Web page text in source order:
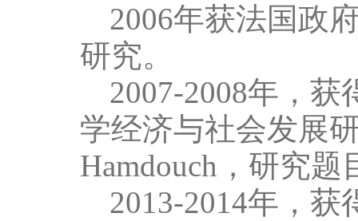
2006年获法国政
研究。
2007-2008年，获
学经济与社会发展
Hamdouch ，研究
2013-2014年，获